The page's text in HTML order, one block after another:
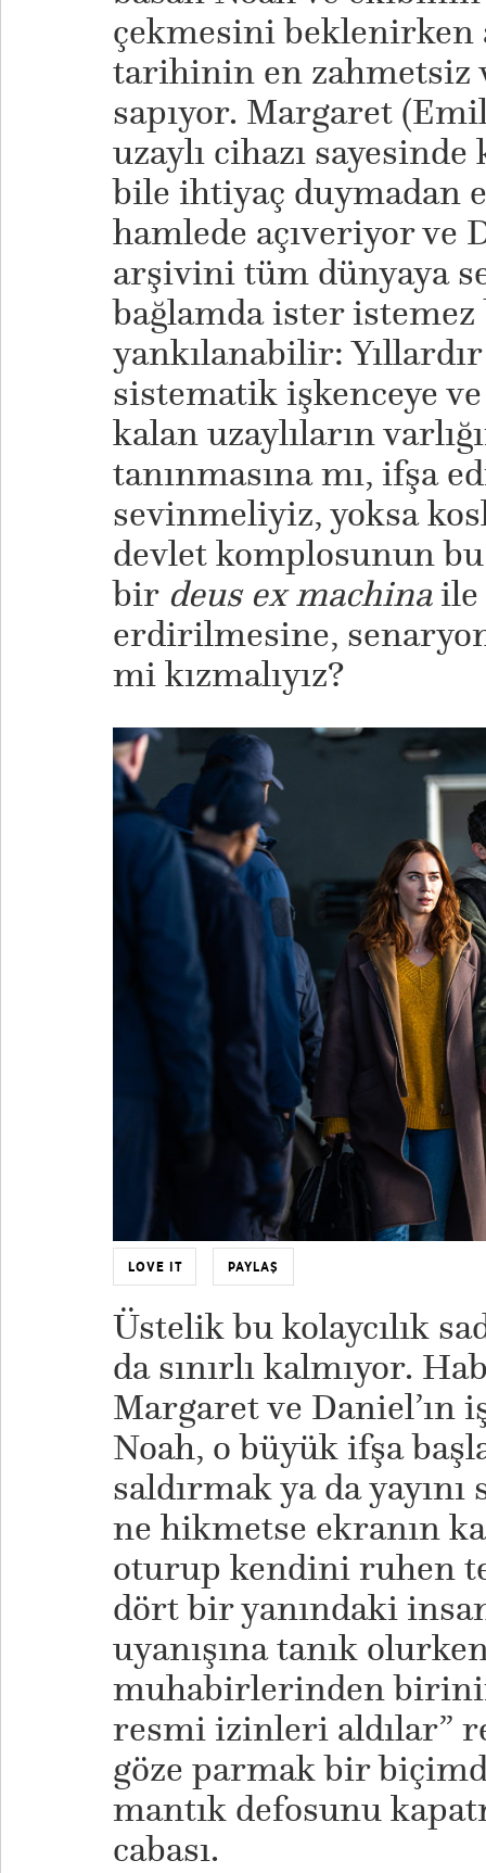
çekmesini beklenirken
tarihinin en zahmetsiz
sapıyor. Margaret
uzaylı cihazı
bile ihtiyaç duymadan
hamlede açıveriyor ve
arşivini tüm dünyaya
bağlamda ister
yankılanabilir:
sistematik işkenceye
kalan uzaylıların
tanınmasına mı, ifşa
sevinmeliyiz, yoksa
devlet komplosunun
bir deus ex machinaile
erdirilmesine,
mi kızmalıyız?
LOVE IT PAYLAŞ
Üstelik bu kolaycılık
da sınırlı kalmıyor.
Margaret ve
Noah, o büyük ifşa
saldırmak ya da
ne hikmetse ekranın
oturup kendini ruhen
dört bir yanındaki
uyanışına tanık
muhabirlerinden
resmi izinleri aldılar”
göze parmak bir
mantık defosunu
cabası.